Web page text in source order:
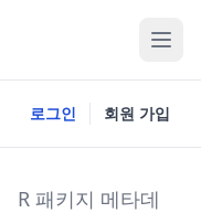
로그인 회원 가입
R 패키지 메타데